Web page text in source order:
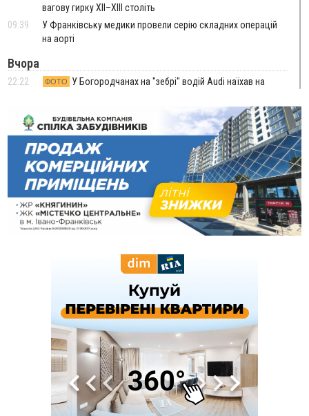
вагову гирку XII–XIII століть
09:39
У Франківську медики провели серію складних операцій
на аорті
Вчора
22:22 ФОТО
У Богородчанах на "зебрі" водій Audi наїхав на
21:01
Загальна площа всіх книгарень України - трохи більше ніж 6
футбольних полів
20:47
На "зебрі" у Франківську два мотоциклісти збили жінку
18:55
Прикарпаття серед лідерів за будівництвом новобудов і
рекордсмен за зростанням цін на житло
16:48
ВІДЕО Де безпечно купатися на Прикарпатті?
16:20
У Франківську дружина загиблого воїна створила
організацію «КОД 7'Я», аби підтримувати військових та їхні
У Коломиї на одній з вулиць встановлять комплекс
автоматичної фіксації швидкості
Війна забрала життя трьох воїнів з Прикарпаття
На Закарпатті викрили масштабну схему незаконного
виключення військовозобов’язаних з обліку
«Багато питань буде знято». На громадських слуханнях в
Яремче обговорили, як вирішити питання джипінгу в
Карпатах
5 «тихих» хвороб, які виявляє профілактичне обстеження
ФОТО
На Надрічній тривають останні приготування до
нового руху